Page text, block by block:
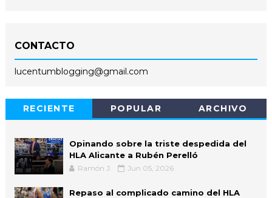
CONTACTO
lucentumblogging@gmail.com
RECIENTE POPULAR ARCHIVO
Opinando sobre la triste despedida del
HLA Alicante a Rubén Perelló
Ramón J. Jun 05, 2026
Repaso al complicado camino del HLA